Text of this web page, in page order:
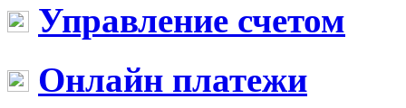
Управление счетом
Онлайн платежи